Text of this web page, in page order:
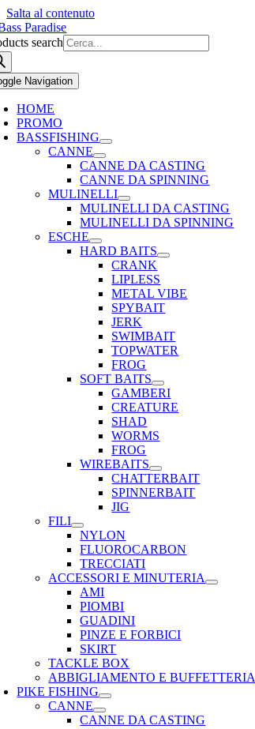
Salta al contenuto
search
Navigation
HOME
PROMO
BASSFISHING
CANNE
CANNE DA CASTING
CANNE DA SPINNING
MULINELLI
MULINELLI DA CASTING
MULINELLI DA SPINNING
ESCHE
HARD BAITS
CRANK
LIPLESS
METAL VIBE
SPYBAIT
JERK
SWIMBAIT
TOPWATER
FROG
SOFT BAITS
GAMBERI
CREATURE
SHAD
WORMS
FROG
WIREBAITS
CHATTERBAIT
SPINNERBAIT
JIG
FILI
NYLON
FLUOROCARBON
TRECCIATI
ACCESSORI E MINUTERIA
AMI
PIOMBI
GUADINI
PINZE E FORBICI
SKIRT
TACKLE BOX
ABBIGLIAMENTO E BUFFETTERIA
PIKE FISHING
CANNE
CANNE DA CASTING